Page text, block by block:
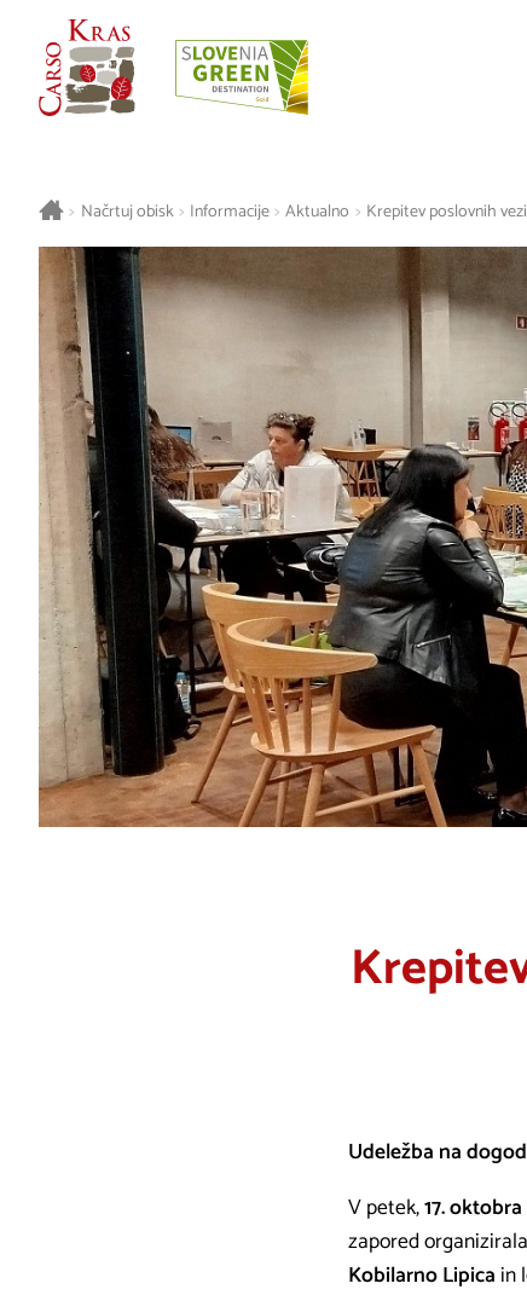
> Načrtuj obisk > Informacije > Aktualno > Krepitev poslovnih
Udeležba na
V petek,17.
zapored organizirala
Kobilarno Lipica in